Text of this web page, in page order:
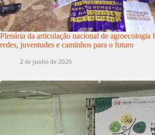
Plenária da articulação nacional de agroecologia
redes, juventudes e caminhos para o futuro
2 de junho de 2026